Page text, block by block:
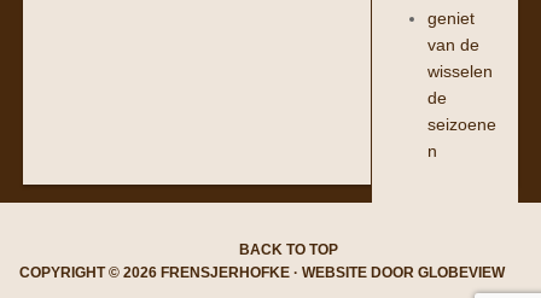
geniet
van de
wisselen
de
seizoene
n
BACK TO TOP
COPYRIGHT © 2026 FRENSJERHOFKE · WEBSITE DOOR GLOBEVIEW